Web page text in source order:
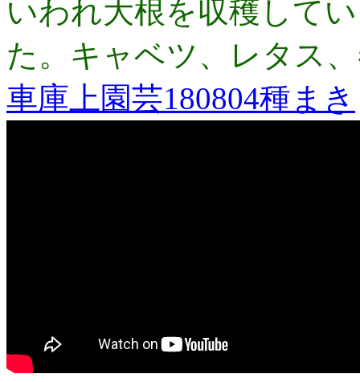
いわれ大根を収穫して
た。キャベツ、レタス
車庫上園芸180804種まき